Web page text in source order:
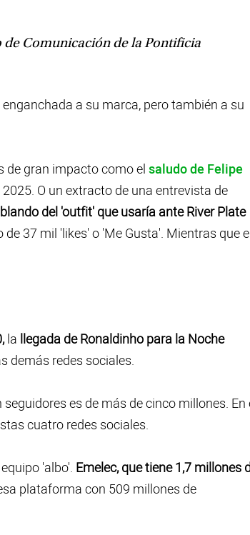
de Comunicación de la Pontificia
a su marca, pero también a su
de gran impacto como elsaludo de Felipe
O un extracto de una entrevista de
del 'outfit' que usaría ante River Plate
37 mil 'likes' o 'Me Gusta'. Mientras que
la llegada de Ronaldinho para la Noche
demás redes sociales.
es de más de cinco millones. En
cuatro redes sociales.
'albo'. Emelec, que tiene 1,7 millones
plataforma con 509 millones de